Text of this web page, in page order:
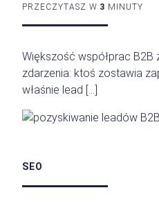
PRZECZYTASZ W 3 MINUTY
Większość współprac B2B
zdarzenia: ktoś zostawia
właśnie lead […]
SEO